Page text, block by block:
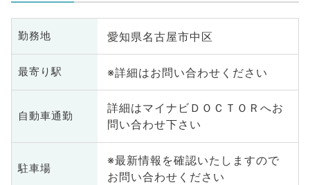
勤務地 愛知県名古屋市中区
最寄り駅 ※詳細はお問い合わせください
自動車通勤
詳細はマイナビＤＯＣＴＯＲへお
問い合わせ下さい
駐車場
※最新情報を確認いたしますので
お問い合わせください